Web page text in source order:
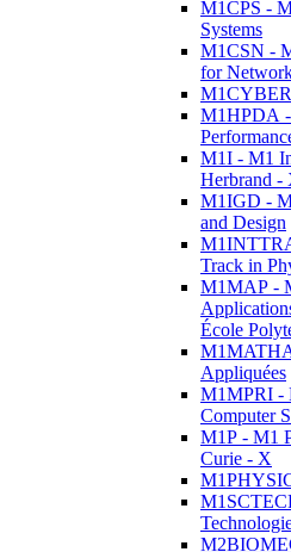
M1CPS -
Systems
M1CSN -
for
M1HPDA
M1I - M1
Herbrand -
M1IGD -
and Design
Track in
M1MAP -
École
Appliquées
M1MPRI -
Computer
M1P - M1
Curie - X